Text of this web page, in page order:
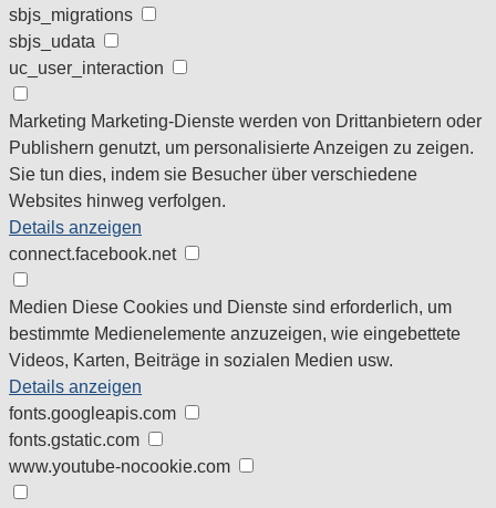
sbjs_migrations
sbjs_udata
uc_user_interaction
Marketing Marketing-Dienste werden von Drittanbietern oder
Publishern genutzt, um personalisierte Anzeigen zu zeigen.
Sie tun dies, indem sie Besucher über verschiedene
Websites hinweg verfolgen.
Details anzeigen
connect.facebook.net
Medien Diese Cookies und Dienste sind erforderlich, um
bestimmte Medienelemente anzuzeigen, wie eingebettete
Videos, Karten, Beiträge in sozialen Medien usw.
Details anzeigen
fonts.googleapis.com
fonts.gstatic.com
www.youtube-nocookie.com